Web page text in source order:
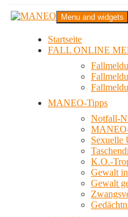
Zum
InhaltMANEO
Das schwule Anti-Gewalt-
Menu and widgets
Startseite
FALL ONLINE
MANEO-Tipps
Notfall-
Sexuelle
K.O.-
Gewalt
Gewalt